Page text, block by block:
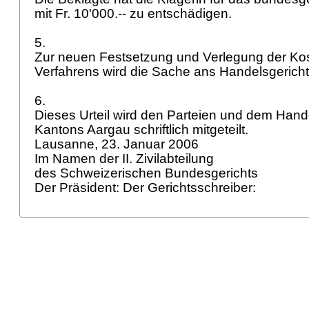
mit Fr. 10'000.-- zu entschädigen.
5.
Zur neuen Festsetzung und Verlegung der
Verfahrens wird die Sache ans
6.
Dieses Urteil wird den Parteien und dem
Kantons Aargau schriftlich mitgeteilt.
Lausanne, 23. Januar 2006
Im Namen der II. Zivilabteilung
des Schweizerischen Bundesgerichts
Der Präsident: Der Gerichtsschreiber: